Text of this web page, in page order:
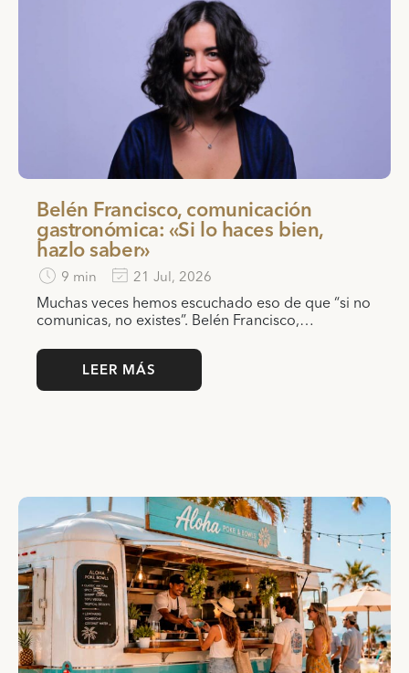
Belén Francisco, comunicación
gastronómica: «Si lo haces bien,
hazlo saber»
9 min 21 Jul, 2026
Muchas veces hemos escuchado eso de que “si no
comunicas, no existes”. Belén Francisco,…
LEER MÁS